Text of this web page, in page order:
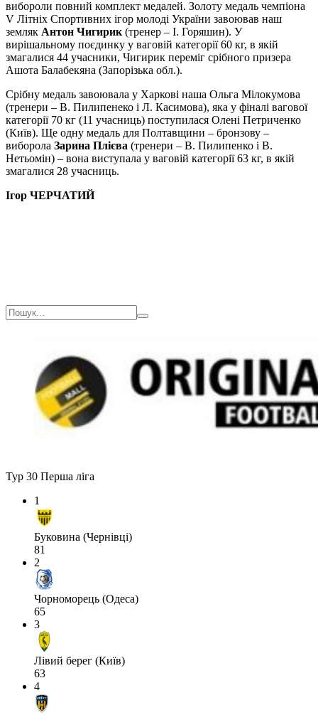
вибороли повний комплект медалей. Золоту медаль чемпіона
V Літніх Спортивних ігор молоді України завоював наш
земляк Антон Чигирик (тренер – І. Горяшин). У
вирішальному поєдинку у ваговій категорії 60 кг, в якій
змагалися 44 учасники, Чигирик переміг срібного призера
Ашота Балабекяна (Запорізька обл.).
Срібну медаль завоювала у Харкові наша Ольга Мілокумова
(тренери – В. Пилипенеко і Л. Касимова), яка у фіналі вагової
категорії 70 кг (11 учасниць) поступилася Олені Петриченко
(Київ). Ще одну медаль для Полтавщини – бронзову –
виборола Зарина Плієва (тренери – В. Пилипенко і В.
Нетьомін) – вона виступала у ваговій категорії 63 кг, в якій
змагалися 28 учасниць.
Ігор ЧЕРЧАТИЙ
Тур 30 Перша ліга
1
Буковина (Чернівці)
81
2
Чорноморець (Одеса)
65
3
Лівий берег (Київ)
63
4